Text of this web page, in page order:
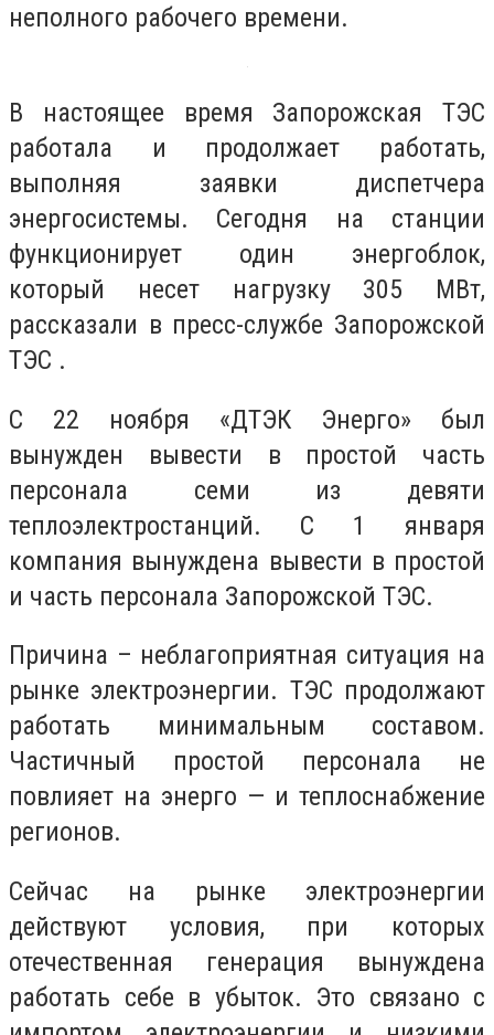
неполного рабочего времени.
В настоящее время Запорожская ТЭС
работала и продолжает работать,
выполняя заявки диспетчера
энергосистемы. Сегодня на станции
функционирует один энергоблок,
который несет нагрузку 305 МВт,
рассказали в пресс-службе Запорожской
ТЭС .
C 22 ноября «ДТЭК Энерго» был
вынужден вывести в простой часть
персонала семи из девяти
теплоэлектростанций. С 1 января
компания вынуждена вывести в простой
и часть персонала Запорожской ТЭС.
Причина – неблагоприятная ситуация на
рынке электроэнергии. ТЭС продолжают
работать минимальным составом.
Частичный простой персонала не
повлияет на энерго — и теплоснабжение
регионов.
Сейчас на рынке электроэнергии
действуют условия, при которых
отечественная генерация вынуждена
работать себе в убыток. Это связано с